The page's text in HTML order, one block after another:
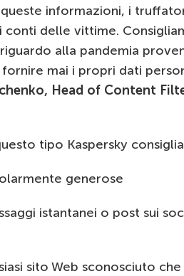
informazioni, i
delle vittime.
alla pandemia
mai i propri dati
Head of Content
tipo Kaspersky
generose
istantanei o post sui
sito Web sconosciuto che